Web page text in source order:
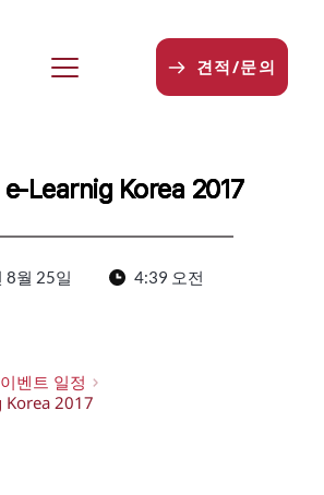
견적/문의
Learnig Korea 2017
8월 25일 4:39 오전
이벤트 일정
Korea 2017